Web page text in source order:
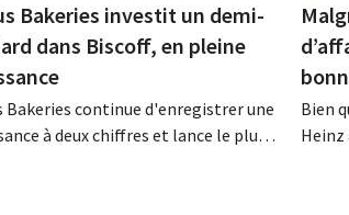
Bakeries investit un demi-
dans Biscoff, en pleine
Bakeries continue d'enregistrer une
à deux chiffres et lance le plus
Bien